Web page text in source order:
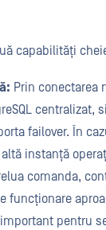
capabilități
Prin conectarea
centralizat,
failover. În
instanță
comanda,
funcționare
pentru